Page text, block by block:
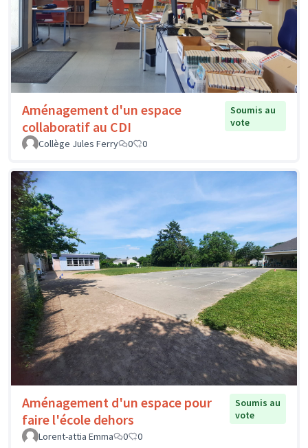
Aménagement d'un espace
collaboratif au CDI
Soumis au
vote
Collège Jules Ferry
0 0
Aménagement d'un espace pour
faire l'école dehors
Soumis au
vote
Lorent-attia Emma
0 0